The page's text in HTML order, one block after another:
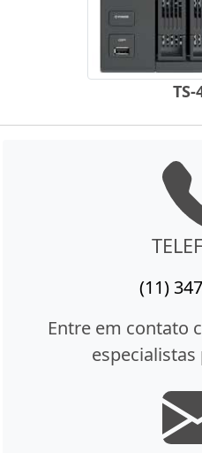
TS-
(11)
Entre em contato